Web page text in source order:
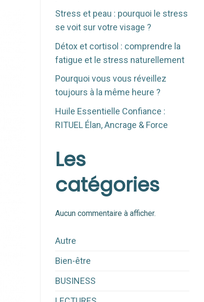
Stress et peau : pourquoi le stress
se voit sur votre visage ?
Détox et cortisol : comprendre la
fatigue et le stress naturellement
Pourquoi vous vous réveillez
toujours à la même heure ?
Huile Essentielle Confiance :
RITUEL Élan, Ancrage & Force
Les
catégories
Aucun commentaire à afficher.
Autre
Bien-être
BUSINESS